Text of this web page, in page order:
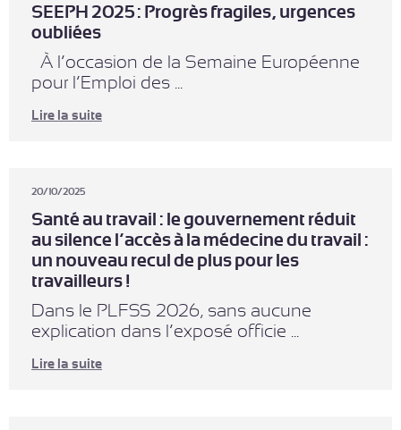
SEEPH 2025 : Progrès fragiles, urgences
oubliées
À l’occasion de la Semaine Européenne
pour l’Emploi des ...
Lire la suite
20/10/2025
Santé au travail : le gouvernement réduit
au silence l’accès à la médecine du travail :
un nouveau recul de plus pour les
travailleurs !
Dans le PLFSS 2026, sans aucune
explication dans l’exposé officie ...
Lire la suite